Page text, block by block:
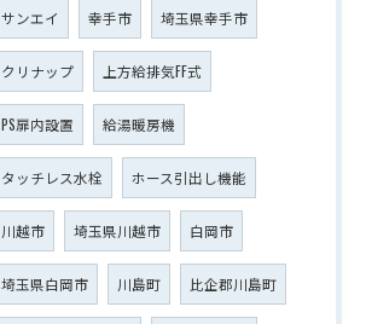
サンエイ 幸手市 埼玉県幸手市
クリナップ 上方給排気FF式
PS扉内設置 給湯暖房機
タッチレス水栓 ホース引出し機能
川越市 埼玉県川越市 白岡市
埼玉県白岡市 川島町 比企郡川島町